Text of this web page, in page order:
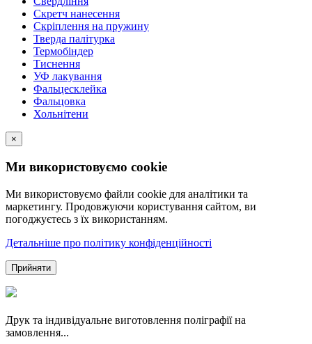
Скретч нанесення
Скріплення на пружину
Тверда палітурка
Термобіндер
Тиснення
УФ лакування
Фальцесклейка
Фальцовка
Хольнітени
×
Ми використовуємо cookie
Ми використовуємо файли cookie для аналітики та
маркетингу. Продовжуючи користування сайтом, ви
погоджуєтесь з їх використанням.
Детальніше про політику конфіденційності
Прийняти
Друк та індивідуальне виготовлення поліграфії на
замовлення...